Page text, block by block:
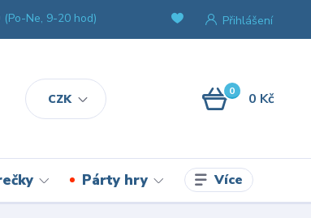
CZK
Přihlášení
(Po-Ne, 9-20 hod)
0 0 Kč
Párty hry Více